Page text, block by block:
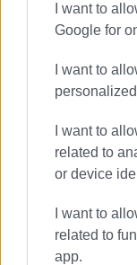
I want to
Google for
I want to
I want to
related to
or device
I want to
related to
app.